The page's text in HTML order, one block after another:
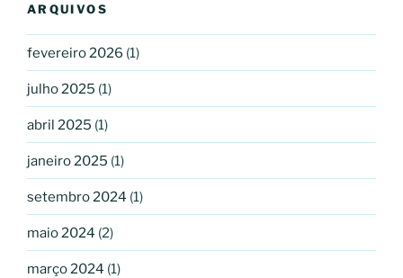
ARQUIVOS
fevereiro 2026 (1)
julho 2025 (1)
abril 2025 (1)
janeiro 2025 (1)
setembro 2024 (1)
maio 2024 (2)
março 2024 (1)